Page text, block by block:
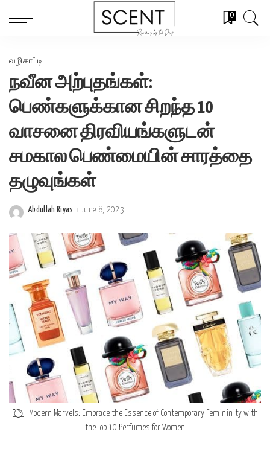
0
வழிகாட்டி
நவீன அற்புதங்கள்:
பெண்களுக்கான சிறந்த 10
வாசனை திரவியங்களுடன்
சமகால பெண்மையின் சாரத்தை
தழுவுங்கள்
Posted
Abdullah Riyas June 8, 2023
Modern Marvels: Embrace the Essence of Contemporary Femininity with
the Top 10 Perfumes for Women